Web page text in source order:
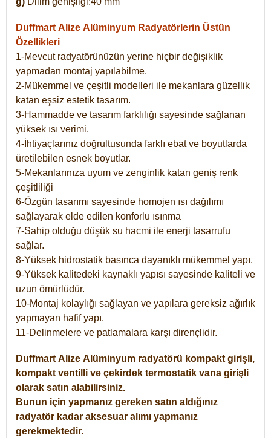
Duffmart Alize Alüminyum Radyatörlerin Üstün
Özellikleri
1-Mevcut radyatörünüzün yerine hiçbir değişiklik
yapmadan montaj yapılabilme.
2-Mükemmel ve çeşitli modelleri ile mekanlara güzellik
katan eşsiz estetik tasarım.
3-Hammadde ve tasarım farklılığı sayesinde sağlanan
yüksek ısı verimi.
4-İhtiyaçlarınız doğrultusunda farklı ebat ve boyutlarda
üretilebilen esnek boyutlar.
5-Mekanlarınıza uyum ve zenginlik katan geniş renk
çeşitliliği
6-Özgün tasarımı sayesinde homojen ısı dağılımı
sağlayarak elde edilen konforlu ısınma
7-Sahip olduğu düşük su hacmi ile enerji tasarrufu
sağlar.
8-Yüksek hidrostatik basınca dayanıklı mükemmel yapı.
9-Yüksek kalitedeki kaynaklı yapısı sayesinde kaliteli ve
uzun ömürlüdür.
10-Montaj kolaylığı sağlayan ve yapılara gereksiz ağırlık
yapmayan hafif yapı.
11-Delinmelere ve patlamalara karşı dirençlidir.
Duffmart Alize Alüminyum radyatörü kompakt girişli,
kompakt ventilli ve çekirdek termostatik vana girişli
olarak satın alabilirsiniz.
Bunun için yapmanız gereken satın aldığınız
radyatör kadar aksesuar alımı yapmanız
gerekmektedir.